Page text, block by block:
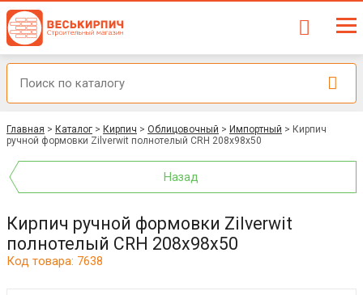
Главная > Каталог > Кирпич > Облицовочный > Импортный > Кирпич
ручной формовки Zilverwit полнотелый CRH 208x98x50
Назад
Кирпич ручной формовки Zilverwit
полнотелый CRH 208x98x50
Код товара: 7638